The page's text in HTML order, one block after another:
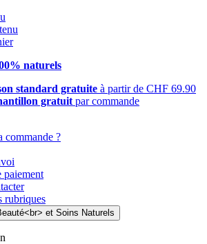
naturels
standard gratuite à partir de CHF 69.90
gratuit par commande
commande ?
paiement
rubriques